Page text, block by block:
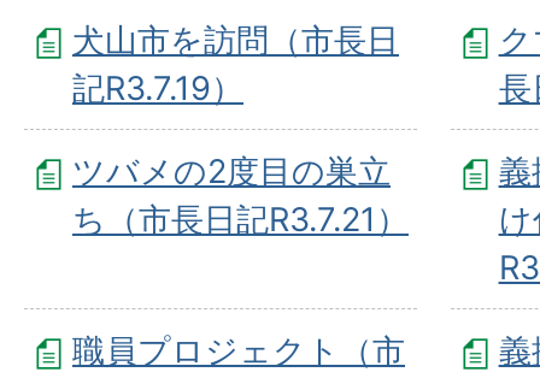
犬山市を訪問（市長日
記R3.7.19）
長
ツバメの2度目の巣立
ち（市長日記R3.7.21）
義
職員プロジェクト（市
義